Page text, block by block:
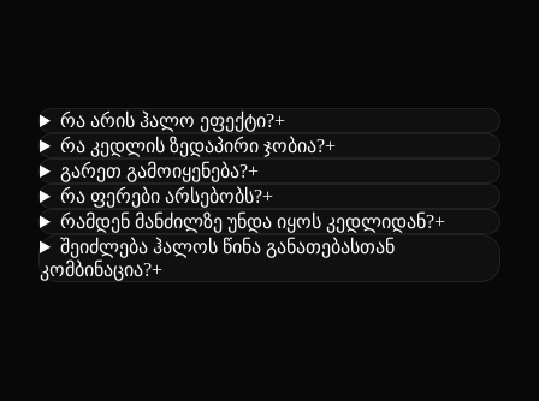
რა არის ჰალო ეფექტი?+
რა კედლის ზედაპირი ჯობია?+
გარეთ გამოიყენება?+
რა ფერები არსებობს?+
რამდენ მანძილზე უნდა იყოს კედლიდან?+
შეიძლება ჰალოს წინა განათებასთან
კომბინაცია?+